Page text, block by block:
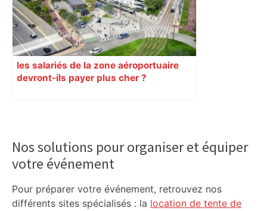
les salariés de la zone aéroportuaire
devront-ils payer plus cher ?
Sidebar
Nos solutions pour organiser et équiper
votre événement
Pour préparer votre événement, retrouvez nos
différents sites spécialisés : la location de tente de